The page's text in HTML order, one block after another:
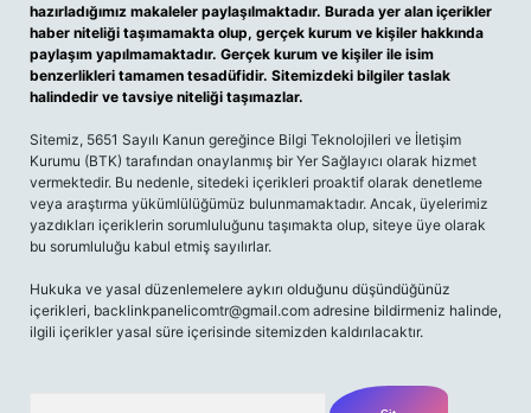
hazırladığımız makaleler paylaşılmaktadır. Burada yer alan içerikler
haber niteliği taşımamakta olup, gerçek kurum ve kişiler hakkında
paylaşım yapılmamaktadır. Gerçek kurum ve kişiler ile isim
benzerlikleri tamamen tesadüfidir. Sitemizdeki bilgiler taslak
halindedir ve tavsiye niteliği taşımazlar.
Sitemiz, 5651 Sayılı Kanun gereğince Bilgi Teknolojileri ve İletişim
Kurumu (BTK) tarafından onaylanmış bir Yer Sağlayıcı olarak hizmet
vermektedir. Bu nedenle, sitedeki içerikleri proaktif olarak denetleme
veya araştırma yükümlülüğümüz bulunmamaktadır. Ancak, üyelerimiz
yazdıkları içeriklerin sorumluluğunu taşımakta olup, siteye üye olarak
bu sorumluluğu kabul etmiş sayılırlar.
Hukuka ve yasal düzenlemelere aykırı olduğunu düşündüğünüz
içerikleri, backlinkpanelicomtr@gmail.com adresine bildirmeniz halinde,
ilgili içerikler yasal süre içerisinde sitemizden kaldırılacaktır.